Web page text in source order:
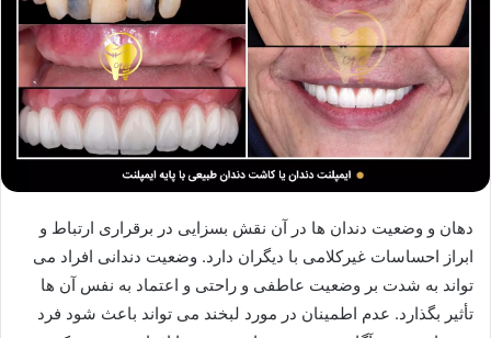
دهان و وضعیت دندان ها در آن نقش بسزایی در برقراری ارتباط و
ابراز احساسات غیرکلامی با دیگران دارد. وضعیت دندانی افراد می
تواند به شدت بر وضعیت عاطفی و راحتی و اعتماد به نفس آن ها
تأثیر بگذارد. عدم اطمینان در مورد لبخند می تواند باعث شود فرد